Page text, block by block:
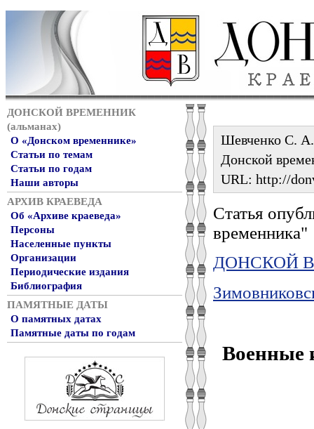
ДОНСКОЙ ВРЕМЕННИК
(альманах)
О «Донском временнике»
Статьи по темам
Статьи по годам
Наши авторы
АРХИВ КРАЕВЕДА
Об «Архиве краеведа»
Персоны
Населенные пункты
Организации
Периодические издания
Библиография
ПАМЯТНЫЕ ДАТЫ
О памятных датах
Памятные даты по годам
Шевченко С. А.
Донской
URL: http://
Статья
временника"
ДОНСКОЙ
Военные